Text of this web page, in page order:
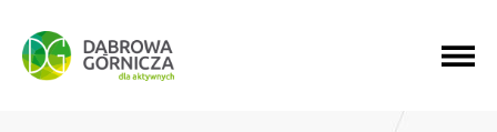
PRZEJDŹ DO MENU GŁÓWNEGO
PRZEJDŹ DO WYSZUKIWARKI
PRZEJDŹ DO TREŚCI